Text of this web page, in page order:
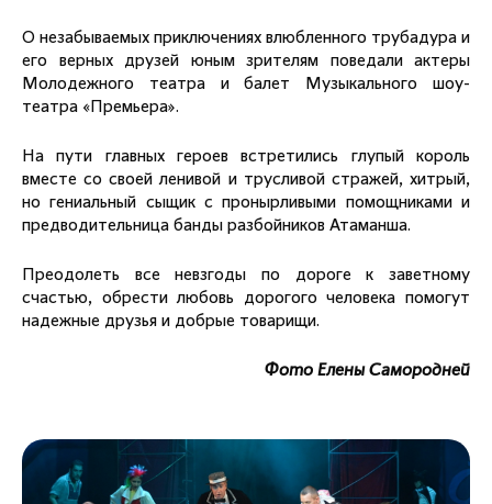
О незабываемых приключениях влюбленного трубадура и
его верных друзей юным зрителям поведали актеры
Молодежного театра и балет Музыкального шоу-
театра «Премьера».
На пути главных героев встретились глупый король
вместе со своей ленивой и трусливой стражей, хитрый,
но гениальный сыщик с пронырливыми помощниками и
предводительница банды разбойников Атаманша.
Преодолеть все невзгоды по дороге к заветному
счастью, обрести любовь дорогого человека помогут
надежные друзья и добрые товарищи.
Фото Елены Самородней